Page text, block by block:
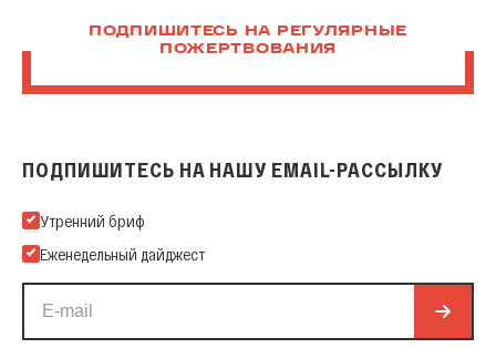
ПОДПИШИТЕСЬ НА РЕГУЛЯРНЫЕ
ПОЖЕРТВОВАНИЯ
ПОДПИШИТЕСЬ НА НАШУ EMAIL-РАССЫЛКУ
Подпишитесь на нашу Email-рассылку
Утренний бриф
Еженедельный дайджест